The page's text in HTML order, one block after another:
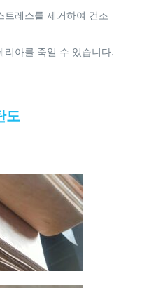
트레스를 제거하여 건조
리아를 죽일 수 있습니다.
도